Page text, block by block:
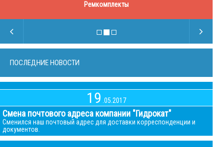
Ремкомплекты
ПОСЛЕДНИЕ НОВОСТИ
19 .05.2017
Смена почтового адреса компании "Гидрокат"
Сменился наш почтовый адрес для доставки корреспонденции и
документов.